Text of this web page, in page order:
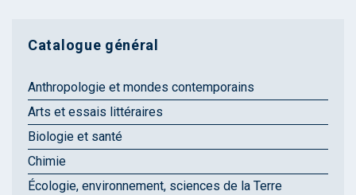
Catalogue général
Anthropologie et mondes contemporains
Arts et essais littéraires
Biologie et santé
Chimie
Écologie, environnement, sciences de la Terre